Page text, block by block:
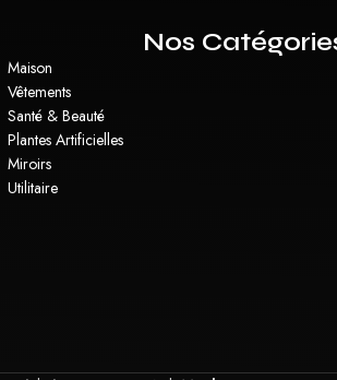
Nos
Maison
Vêtements
Santé & Beauté
Plantes Artificielles
Miroirs
Utilitaire